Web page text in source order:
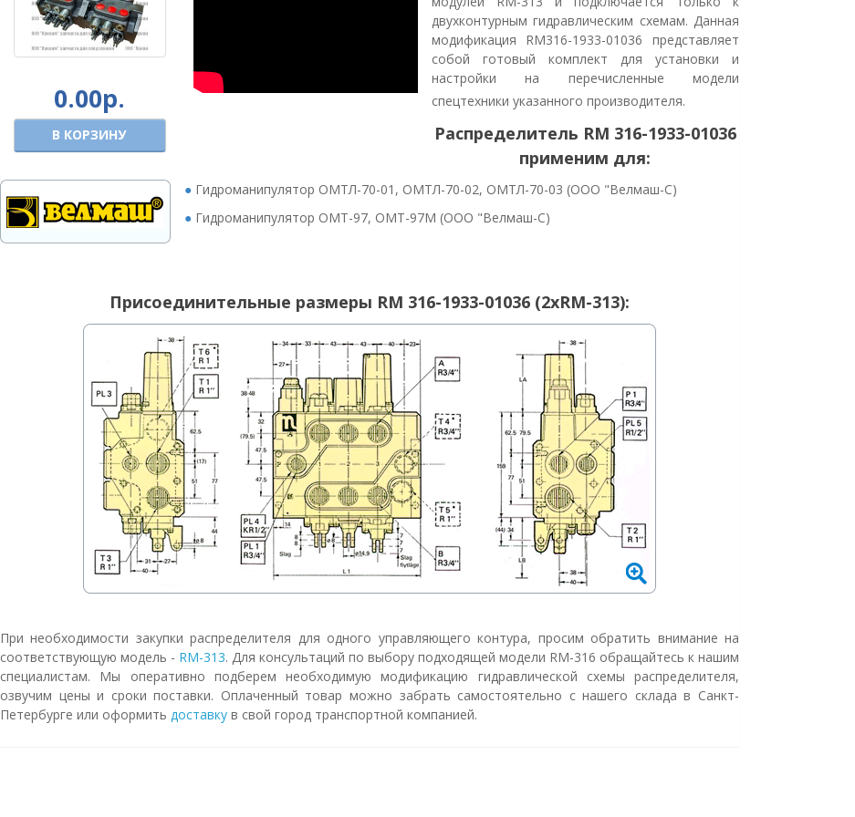
0.00р.
В КОРЗИНУ
двухконтурным гидравлическим схемам. Данная
модификация RM316-1933-01036 представляет
собой готовый комплект для установки и
настройки на перечисленные модели
спецтехники указанного производителя.
Распределитель RM 316-1933-01036
применим для:
● Гидроманипулятор ОМТЛ-70-01, ОМТЛ-70-02, ОМТЛ-70-03 (ООО "Велмаш-С)
● Гидроманипулятор ОМТ-97, ОМТ-97М (ООО "Велмаш-С)
Присоединительные размеры RM 316-1933-01036 (2хRM-313):
При необходимости закупки распределителя для одного управляющего контура, просим обратить внимание на
соответствующую модель - RM-313. Для консультаций по выбору подходящей модели RM-316 обращайтесь к нашим
специалистам. Мы оперативно подберем необходимую модификацию гидравлической схемы распределителя,
озвучим цены и сроки поставки. Оплаченный товар можно забрать самостоятельно с нашего склада в Санкт-
Петербурге или оформить доставку в свой город транспортной компанией.